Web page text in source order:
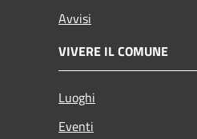
Avvisi
VIVERE IL COMUNE
Luoghi
Eventi